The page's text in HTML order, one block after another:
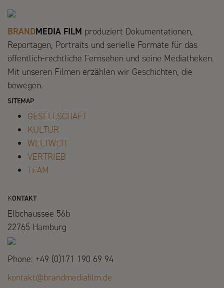
BRANDMEDIA FILM produziert Dokumentationen,
Reportagen, Portraits und serielle Formate für das
öffentlich-rechtliche Fernsehen und seine Mediatheken.
Mit unseren Filmen erzählen wir Geschichten, die
bewegen.
SITEMAP
GESELLSCHAFT
KULTUR
WELTWEIT
VERTRIEB
TEAM
KONTAKT
Elbchaussee 56b
22765 Hamburg
Phone: +49 (0)171 190 69 94
kontakt@brandmediafilm.de